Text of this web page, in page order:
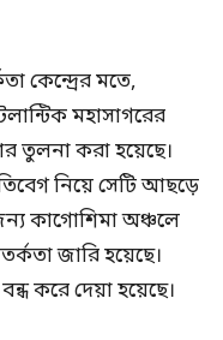
কেন্দ্রের মতে,
মহাসাগরের
তুলনা করা হয়েছে।
নিয়ে সেটি আছড়ে
কাগোশিমা অঞ্চলে
জারি হয়েছে।
করে দেয়া হয়েছে।